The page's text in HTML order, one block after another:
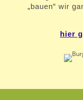
„bauen“ wir
hier